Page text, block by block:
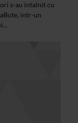
s-au intalnit cu
intr-un